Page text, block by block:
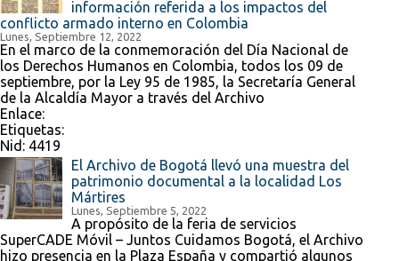
información referida a los impactos del
conflicto armado interno en Colombia
Lunes, Septiembre 12, 2022
En el marco de la conmemoración del Día Nacional de
los Derechos Humanos en Colombia, todos los 09 de
septiembre, por la Ley 95 de 1985, la Secretaría General
de la Alcaldía Mayor a través del Archivo
Enlace:
Etiquetas:
Nid: 4419
El Archivo de Bogotá llevó una muestra del
patrimonio documental a la localidad Los
Mártires
Lunes, Septiembre 5, 2022
A propósito de la feria de servicios
SuperCADE Móvil – Juntos Cuidamos Bogotá, el Archivo
hizo presencia en la Plaza España y compartió algunos